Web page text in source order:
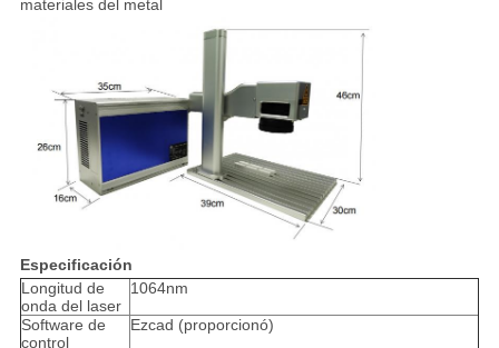
materiales del metal
Especificación
Longitud de
onda del laser
1064nm
Software de
control
Ezcad (proporcionó)